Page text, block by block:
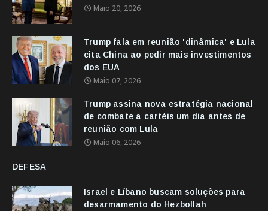
Maio 20, 2026
Trump fala em reunião 'dinâmica' e Lula
cita China ao pedir mais investimentos
dos EUA
Maio 07, 2026
Trump assina nova estratégia nacional
de combate a cartéis um dia antes de
reunião com Lula
Maio 06, 2026
DEFESA
Israel e Líbano buscam soluções para
desarmamento do Hezbollah